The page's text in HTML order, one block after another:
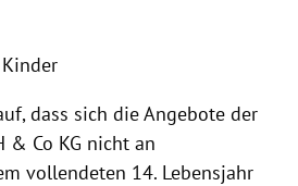
dass sich die Angebote der
& Co KG nicht an
vollendeten 14. Lebensjahr